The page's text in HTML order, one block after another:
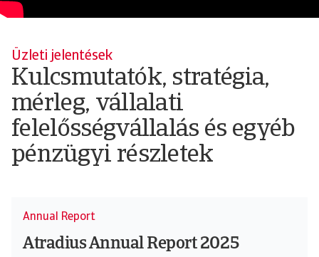
keresztül.
Group
részvényeseit.
Üzleti jelentések
Kulcsmutatók, stratégia,
mérleg, vállalati
felelősségvállalás és egyéb
pénzügyi részletek
Annual Report
Atradius Annual Report 2025